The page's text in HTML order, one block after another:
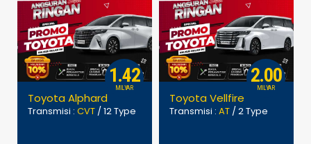
1.42
MILYAR
Toyota Alphard
Transmisi : CVT / 12 Type
2.00
MILYAR
Toyota Vellfire
Transmisi : AT / 2 Type